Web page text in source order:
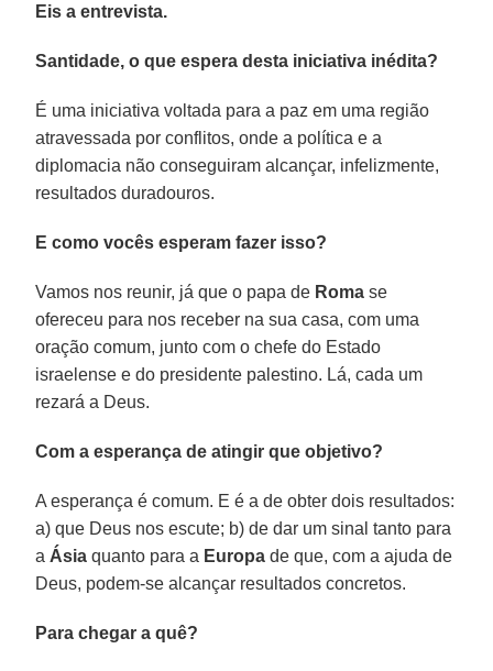
Eis a entrevista.
Santidade, o que espera desta iniciativa inédita?
É uma iniciativa voltada para a paz em uma região
atravessada por conflitos, onde a política e a
diplomacia não conseguiram alcançar, infelizmente,
resultados duradouros.
E como vocês esperam fazer isso?
Vamos nos reunir, já que o papa de Roma se
ofereceu para nos receber na sua casa, com uma
oração comum, junto com o chefe do Estado
israelense e do presidente palestino. Lá, cada um
rezará a Deus.
Com a esperança de atingir que objetivo?
A esperança é comum. E é a de obter dois resultados:
a) que Deus nos escute; b) de dar um sinal tanto para
a Ásia quanto para a Europa de que, com a ajuda de
Deus, podem-se alcançar resultados concretos.
Para chegar a quê?